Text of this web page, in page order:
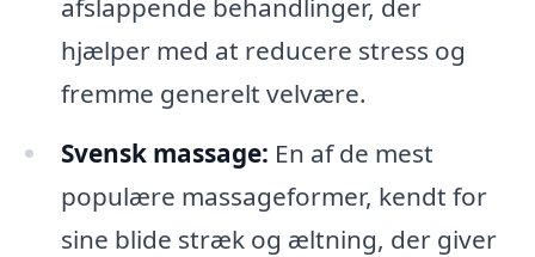
afslappende behandlinger, der
hjælper med at reducere stress og
fremme generelt velvære.
Svensk massage: En af de mest
populære massageformer, kendt for
sine blide stræk og æltning, der giver